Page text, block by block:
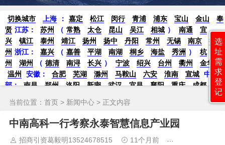
切换城市 上海 ： 嘉定 松江 闵行 青浦 浦东 宝山 金山
奉
贤 江苏： 苏州 （ 常熟 太仓 昆山 吴江 相城 ） 南通
宜
兴
镇江 泰州 靖江 扬州 扬中 丹阳 常州 无锡 南京
徐
州 浙江： 嘉兴 （ 嘉善 平湖 南湖 桐乡 海盐 秀洲 ）
杭
州
湖州 （ 德清 南浔 长兴 ） 宁波 绍兴 台州 衢州
金华
温州
安徽： 合肥 芜湖 滁州 马鞍山 六安 淮南 宣城 中
部： 南昌 郑州 洛阳 新密 武汉 宜昌 襄阳 重庆 成都
德
固
安
香河 大厂 永清 三河 霸州 ）
晋中
沈阳 济南 济宁 绵阳 石家庄 沧州 唐山
威海
烟台 青岛 珠三角： 广州 东莞 江门 惠州
山
佛山 清远 福建： 福州 漳州 泉州 龙岩 西南：
当前位置： 首页 > 新闻中心 > 正文内容
中南高科一行考察永泰智慧信息产业园
招商引资葛毅明13524678515 11个月前
选
址
需
求
登
记